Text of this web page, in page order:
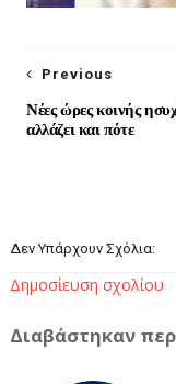
Previous
Νέες ώρες κοινής
αλλάζει και πότε
Δεν Υπάρχουν Σχόλια:
Δημοσίευση σχολίου
Διαβάστηκαν